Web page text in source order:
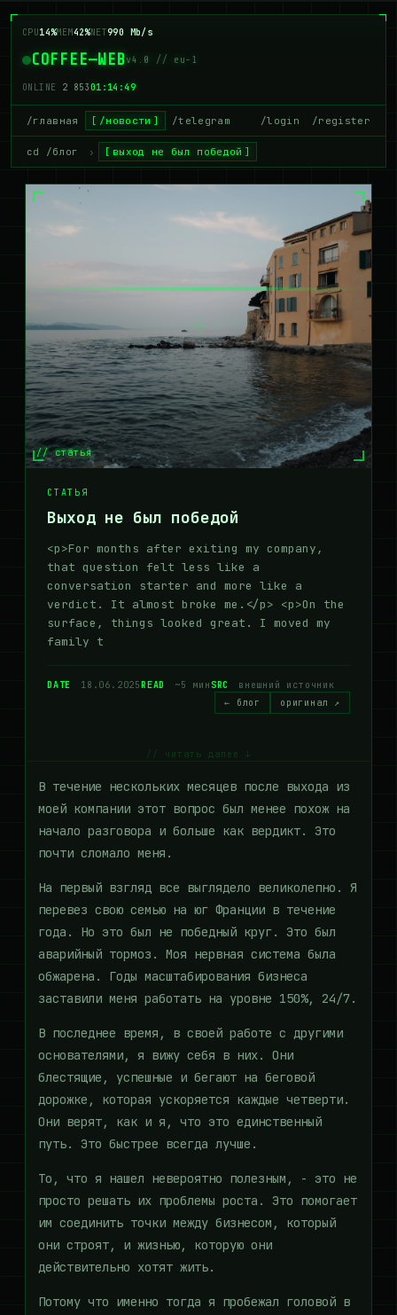
CPU8%MEM41%NET990 Mb/s
COFFEE—WEBv4.0 // eu-1
ONLINE 2 85901:14:49
/главная /новости /telegram /login /register
cd /блог › выход не был победой
// статья
СТАТЬЯ
Выход не был победой
<p>For months after exiting my company,
that question felt less like a
conversation starter and more like a
verdict. It almost broke me.</p> <p>On the
surface, things looked great. I moved my
family t
DATE 18.06.2025READ ~5 минSRC
внешний источник
← блог
оригинал ↗
// читать далее ↓
В течение нескольких месяцев после выхода из
моей компании этот вопрос был менее похож на
начало разговора и больше как вердикт. Это
почти сломало меня.
На первый взгляд все выглядело великолепно. Я
перевез свою семью на юг Франции в течение
года. Но это был не победный круг. Это был
аварийный тормоз. Моя нервная система была
обжарена. Годы масштабирования бизнеса
заставили меня работать на уровне 150%, 24/7.
В последнее время, в своей работе с другими
основателями, я вижу себя в них. Они
блестящие, успешные и бегают на беговой
дорожке, которая ускоряется каждые четверти.
Они верят, как и я, что это единственный
путь. Это быстрее всегда лучше.
То, что я нашел невероятно полезным, - это не
просто решать их проблемы роста. Это помогает
им соединить точки между бизнесом, который
они строят, и жизнью, которую они
действительно хотят жить.
Потому что именно тогда я пробежал головой в